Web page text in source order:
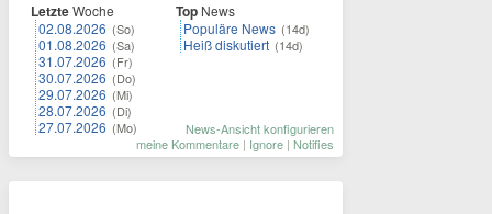
LetzteWoche
02.08.2026 (So)
01.08.2026 (Sa)
31.07.2026 (Fr)
30.07.2026 (Do)
29.07.2026 (Mi)
28.07.2026 (Di)
27.07.2026 (Mo)
Top News
Populäre News (14d)
Heiß diskutiert (14d)
News-Ansicht konfigurieren
meine Kommentare | Ignore | Notifies